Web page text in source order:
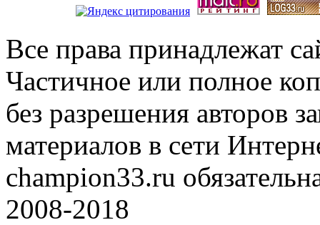
Все права принадлежат
Частичное или полное
без разрешения авторов
материалов в сети
champion33.ru
2008-2018